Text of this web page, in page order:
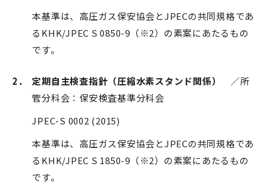
本基準は、高圧ガス保安協会とJPECの共同規格であ
るKHK/JPEC S 0850-9（※2）の素案にあたるもの
です。
2． 定期自主検査指針（圧縮水素スタンド関係）
／所
管分科会：保安検査基準分科会
JPEC-S 0002 (2015)
本基準は、高圧ガス保安協会とJPECの共同規格であ
るKHK/JPEC S 1850-9（※2）の素案にあたるもの
です。